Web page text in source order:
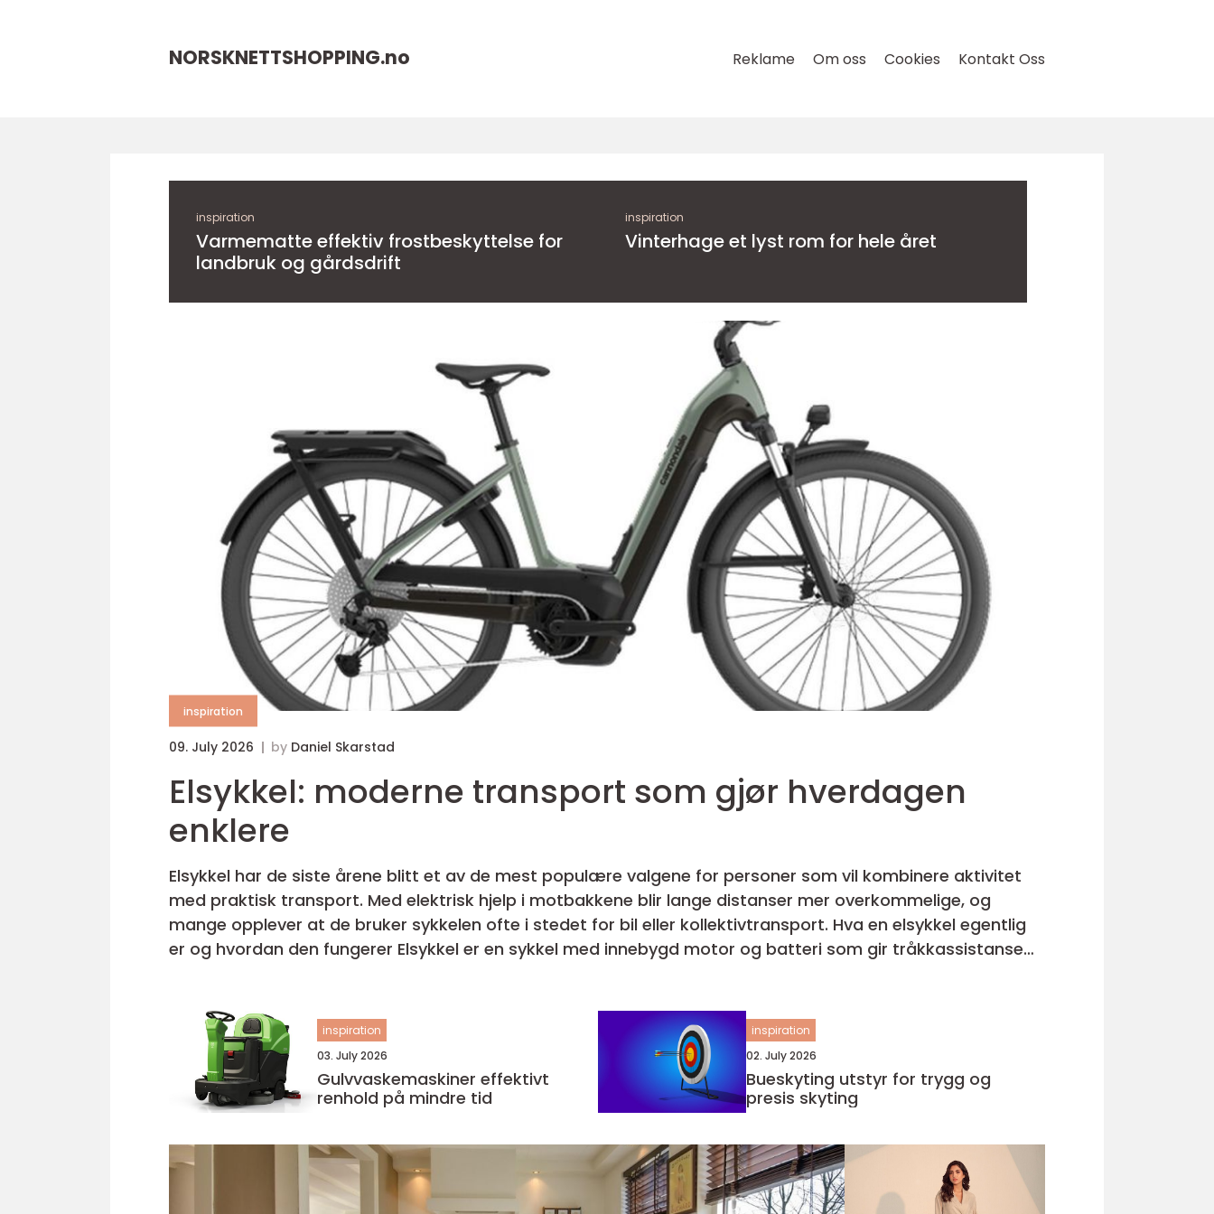
NORSKNETTSHOPPING.no Reklame Om oss Cookies Kontakt Oss
inspiration
Varmematte effektiv frostbeskyttelse for
landbruk og gårdsdrift
inspiration
Vinterhage et lyst rom for hele året
inspiration
09. July 2026 by Daniel Skarstad
Elsykkel: moderne transport som gjør hverdagen
enklere
Elsykkel har de siste årene blitt et av de mest populære valgene for personer som vil kombinere aktivitet
med praktisk transport. Med elektrisk hjelp i motbakkene blir lange distanser mer overkommelige, og
mange opplever at de bruker sykkelen ofte i stedet for bil eller kollektivtransport. Hva en elsykkel egentlig
er og hvordan den fungerer Elsykkel er en sykkel med innebygd motor og batteri som gir tråkkassistanse
inspiration
03. July 2026
Gulvvaskemaskiner effektivt
renhold på mindre tid
inspiration
02. July 2026
Bueskyting utstyr for trygg og
presis skyting